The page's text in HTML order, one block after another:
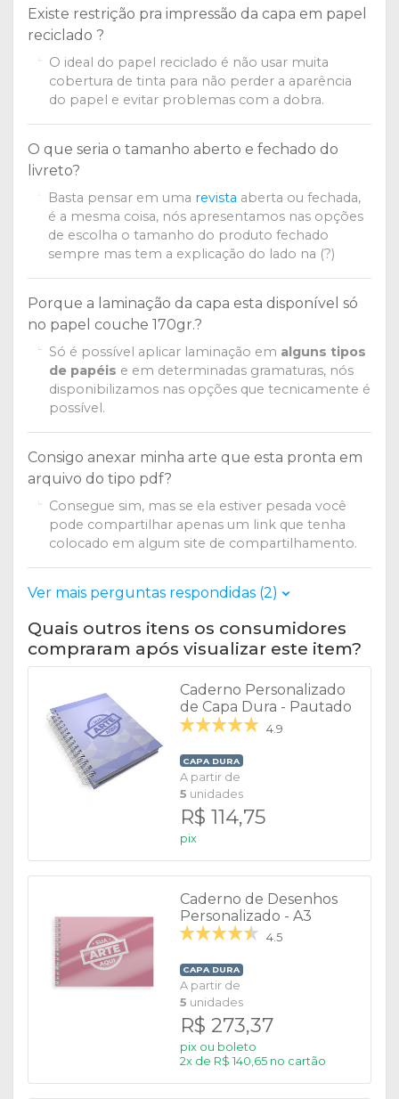
Existe restrição pra impressão da capa em papel
reciclado ?
O ideal do papel reciclado é não usar muita
cobertura de tinta para não perder a aparência
do papel e evitar problemas com a dobra.
O que seria o tamanho aberto e fechado do
livreto?
Basta pensar em uma revista aberta ou fechada,
é a mesma coisa, nós apresentamos nas opções
de escolha o tamanho do produto fechado
sempre mas tem a explicação do lado na (?)
Porque a laminação da capa esta disponível só
no papel couche 170gr.?
Só é possível aplicar laminação em alguns tipos
de papéis e em determinadas gramaturas, nós
disponibilizamos nas opções que tecnicamente é
possível.
Consigo anexar minha arte que esta pronta em
arquivo do tipo pdf?
Consegue sim, mas se ela estiver pesada você
pode compartilhar apenas um link que tenha
colocado em algum site de compartilhamento.
Ver mais perguntas respondidas (2)
Quais outros itens os consumidores
compraram após visualizar este item?
Caderno Personalizado
de Capa Dura - Pautado
4.9
CAPA DURA
A partir de
5 unidades
R$ 114,75
pix
Caderno de Desenhos
Personalizado - A3
4.5
CAPA DURA
A partir de
5 unidades
R$ 273,37
pix ou boleto
2x de R$ 140,65 no cartão